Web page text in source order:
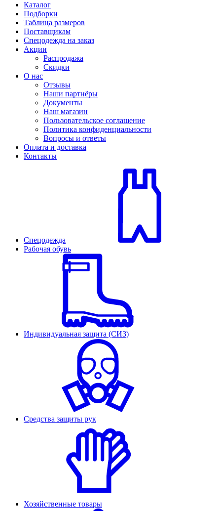
Каталог
Подборки
Таблица размеров
Поставщикам
Спецодежда на заказ
Акции
Распродажа
Скидки
О нас
Отзывы
Наши партнёры
Документы
Наш магазин
Пользовательское соглашение
Политика конфиденциальности
Вопросы и ответы
Оплата и доставка
Контакты
Спецодежда
Рабочая обувь
Индивидуальная защита (СИЗ)
Средства защиты рук
Хозяйственные товары